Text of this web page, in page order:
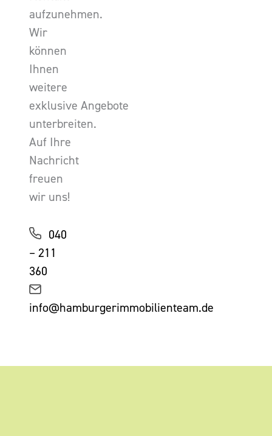
aufzunehmen.
Wir
können
Ihnen
weitere
exklusive Angebote
unterbreiten.
Auf Ihre
Nachricht
freuen
wir uns!
040
– 211
360
info@hamburgerimmobilienteam.de